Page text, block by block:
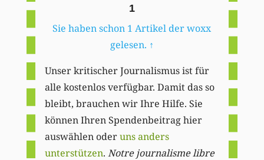
1
Sie haben schon 1 Artikel der woxx
gelesen. ↑
Unser kritischer Journalismus ist für
alle kostenlos verfügbar. Damit das so
bleibt, brauchen wir Ihre Hilfe. Sie
können Ihren Spendenbeitrag hier
auswählen oderuns anders
unterstützen. Notre journalisme libre